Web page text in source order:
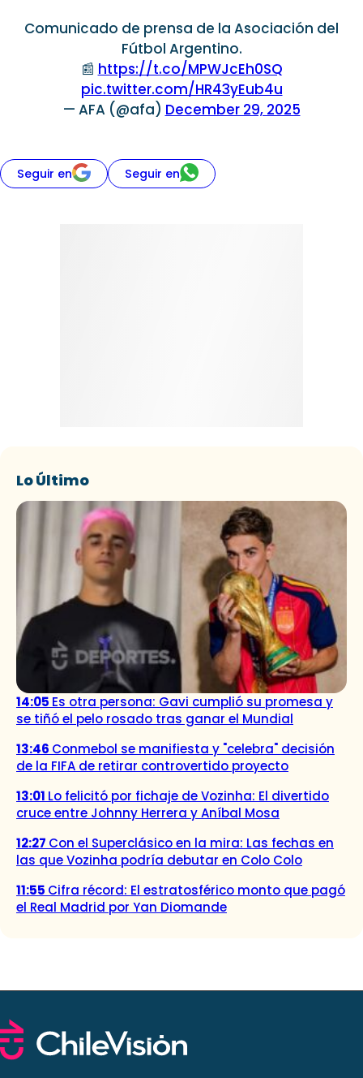
Comunicado de prensa de la Asociación del
Fútbol Argentino.
📰 https://t.co/MPWJcEh0SQ
pic.twitter.com/HR43yEub4u
— AFA (@afa) December 29, 2025
Seguir en Seguir en
Lo Último
14:05 Es otra persona: Gavi cumplió su promesa y
se tiñó el pelo rosado tras ganar el Mundial
13:46 Conmebol se manifiesta y "celebra" decisión
de la FIFA de retirar controvertido proyecto
13:01 Lo felicitó por fichaje de Vozinha: El divertido
cruce entre Johnny Herrera y Aníbal Mosa
12:27 Con el Superclásico en la mira: Las fechas en
las que Vozinha podría debutar en Colo Colo
11:55 Cifra récord: El estratosférico monto que pagó
el Real Madrid por Yan Diomande